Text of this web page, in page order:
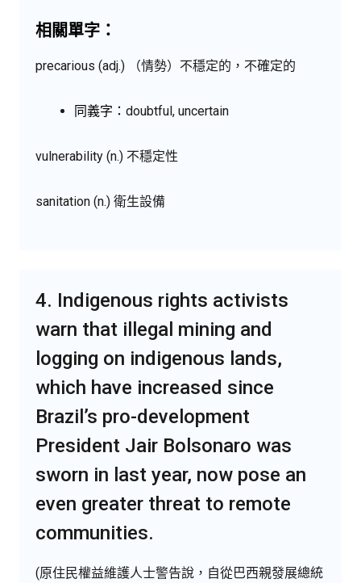
相關單字：
precarious (adj.) （情勢）不穩定的，不確定的
同義字： doubtful, uncertain
vulnerability (n.) 不穩定性
sanitation (n.) 衛生設備
4. Indigenous rights activists
warn that illegal mining and
logging on indigenous lands,
which have increased since
Brazil’s pro-development
President Jair Bolsonaro was
sworn in last year, now pose an
even greater threat to remote
communities.
(原住民權益維護人士警告說，自從巴西親發展總統